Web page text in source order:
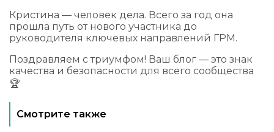
Кристина — человек дела. Всего за год она
прошла путь от нового участника до
руководителя ключевых направлений ГРМ.
Поздравляем с триумфом! Ваш блог — это знак
качества и безопасности для всего сообщества
🏆
Смотрите также